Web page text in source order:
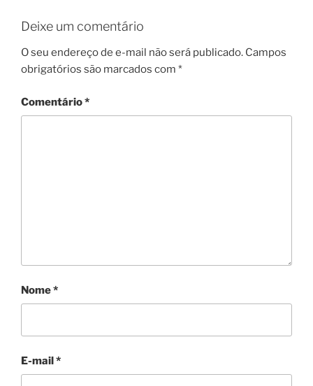
Deixe um comentário
O seu endereço de e-mail não será publicado. Campos
obrigatórios são marcados com *
Comentário*
Nome*
E-mail*